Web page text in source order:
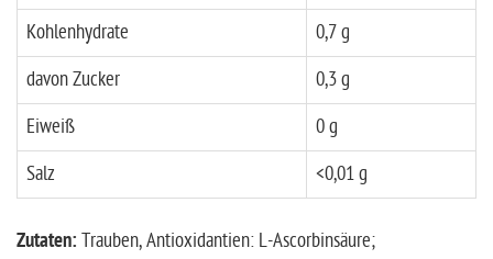
Kohlenhydrate 0,7 g
davon Zucker 0,3 g
Eiweiß 0 g
Salz <0,01 g
Zutaten: Trauben, Antioxidantien: L-Ascorbinsäure;